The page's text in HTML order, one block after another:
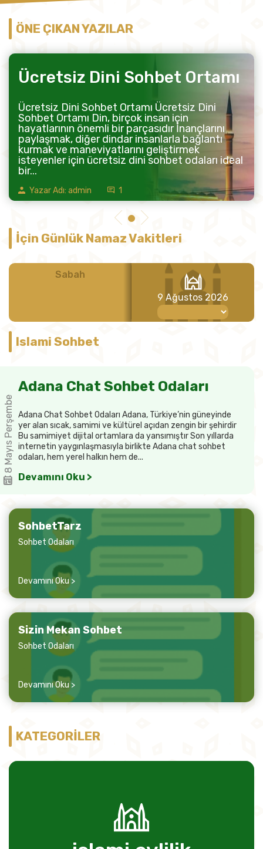
ÖNE ÇIKAN YAZILAR
Ücretsiz Dini Sohbet Ortamı
Ücretsiz Dini Sohbet Ortamı Ücretsiz Dini
Sohbet Ortamı Din, birçok insan için
hayatlarının önemli bir parçasıdır İnançlarını
paylaşmak, diğer dindar insanlarla bağlantı
kurmak ve maneviyatlarını geliştirmek
isteyenler için ücretsiz dini sohbet odaları ideal
bir...
Yazar Adı: admin 1
İçin Günlük Namaz Vakitleri
Sabah Öğle
9 Ağustos 2026
Islami Sohbet
8 Mayıs Perşembe
Adana Chat Sohbet Odaları
Adana Chat Sohbet Odaları Adana, Türkiye’nin güneyinde
yer alan sıcak, samimi ve kültürel açıdan zengin bir şehirdir
Bu samimiyet dijital ortamlara da yansımıştır Son yıllarda
internetin yaygınlaşmasıyla birlikte Adana chat sohbet
odaları, hem yerel halkın hem de...
Devamını Oku >
SohbetTarz
Sohbet Odaları
Devamını Oku >
Sizin Mekan Sohbet
Sohbet Odaları
Devamını Oku >
KATEGORİLER